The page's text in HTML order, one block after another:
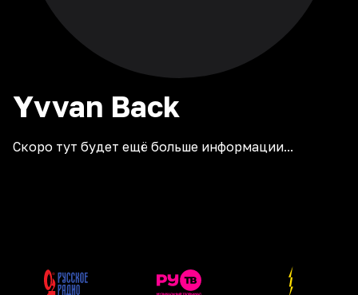
Yvvan Back
Скоро тут будет ещё больше информации...